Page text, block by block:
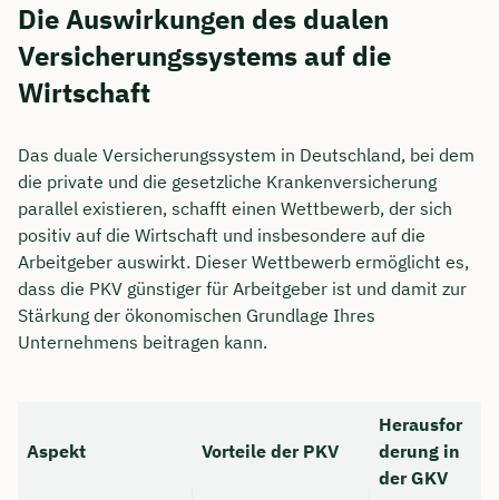
Die Auswirkungen des dualen
Versicherungssystems auf die
Wirtschaft
Das duale Versicherungssystem in Deutschland, bei dem
die private und die gesetzliche Krankenversicherung
parallel existieren, schafft einen Wettbewerb, der sich
positiv auf die Wirtschaft und insbesondere auf die
Arbeitgeber auswirkt. Dieser Wettbewerb ermöglicht es,
dass die PKV günstiger für Arbeitgeber ist und damit zur
Stärkung der ökonomischen Grundlage Ihres
Unternehmens beitragen kann.
Aspekt Vorteile der PKV
Herausfor
derung in
der GKV